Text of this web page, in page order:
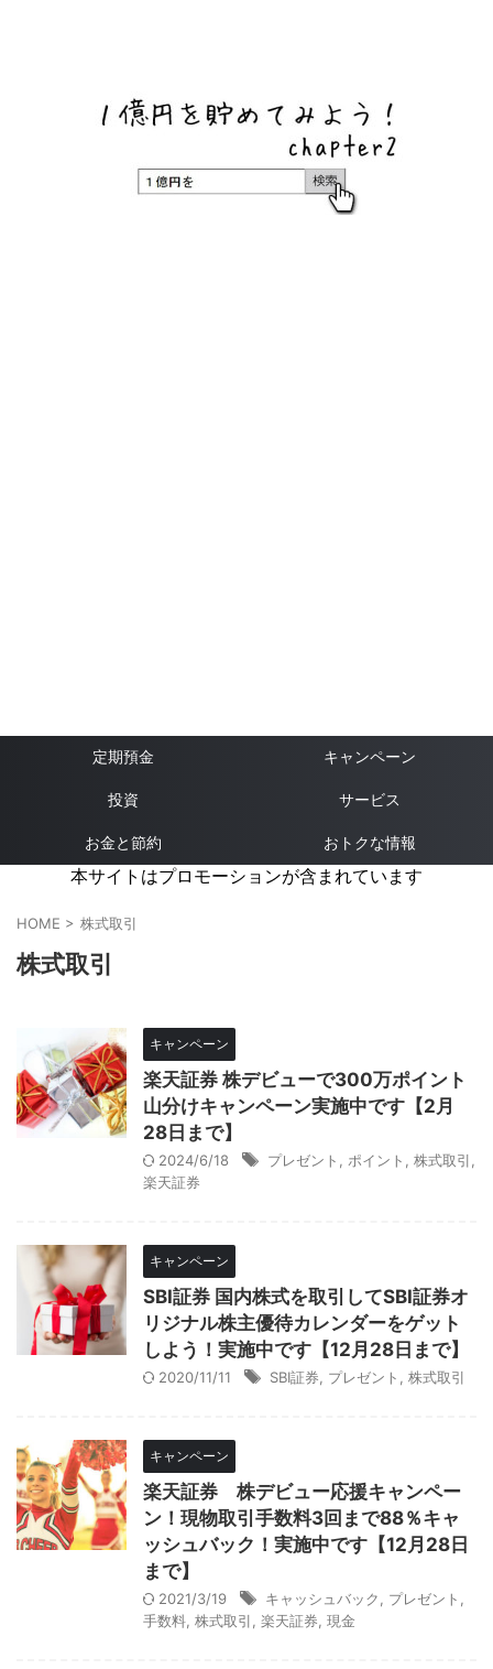
定期預金 キャンペーン
投資 サービス
お金と節約 おトクな情報
本サイトはプロモーションが含まれています
HOME > 株式取引
株式取引
キャンペーン
楽天証券 株デビューで300万ポイント
山分けキャンペーン実施中です【2月
28日まで】
2024/6/18 プレゼント ポイント 株式取引
楽天証券
キャンペーン
SBI証券 国内株式を取引してSBI証券オ
リジナル株主優待カレンダーをゲット
しよう！実施中です【12月28日まで】
2020/11/11 SBI証券 プレゼント 株式取引
キャンペーン
楽天証券 株デビュー応援キャンペー
ン！現物取引手数料3回まで88％キャ
ッシュバック！実施中です【12月28日
まで】
2021/3/19 キャッシュバック プレゼント
手数料 株式取引 楽天証券 現金